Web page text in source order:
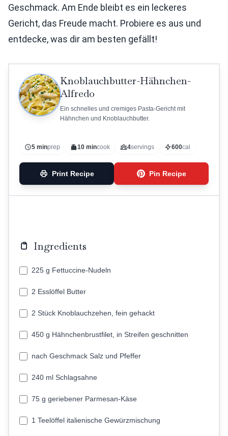
Geschmack. Am Ende bleibt es ein leckeres
Gericht, das Freude macht. Probiere es aus und
entdecke, was dir am besten gefällt!
Knoblauchbutter-Hähnchen-
Alfredo
Ein schnelles und cremiges Pasta-Gericht mit
Hähnchen und Knoblauchbutter.
5 minprep 10 mincook 4servings 600cal
Print Recipe Pin Recipe
Ingredients
225 g Fettuccine-Nudeln
2 Esslöffel Butter
2 Stück Knoblauchzehen, fein gehackt
450 g Hähnchenbrustfilet, in Streifen geschnitten
nach Geschmack Salz und Pfeffer
240 ml Schlagsahne
75 g geriebener Parmesan-Käse
1 Teelöffel italienische Gewürzmischung